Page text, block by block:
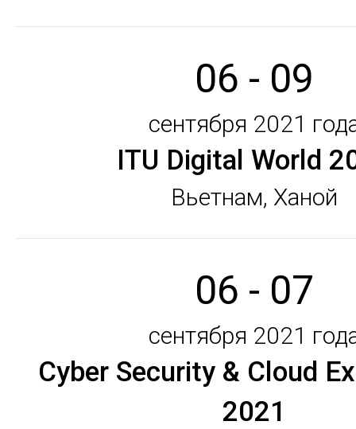
06 - 09
сентября 2021
ITU Digital World
Вьетнам, Ханой
06 - 07
сентября 2021
Cyber ​​Security & Cloud
2021